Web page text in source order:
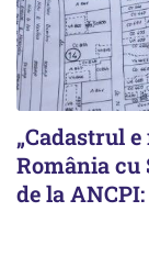
„Cadastrul
România cu
de la